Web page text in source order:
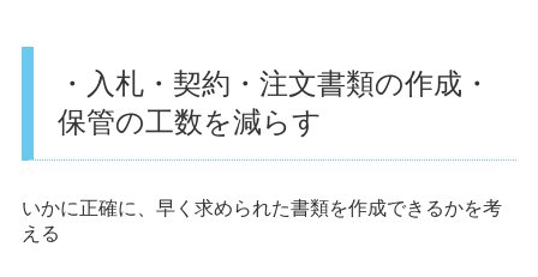
・入札・契約・注文書類の作成・
保管の工数を減らす
いかに正確に、早く求められた書類を作成できるかを考
える